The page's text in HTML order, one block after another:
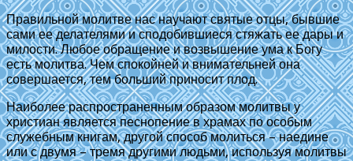
Правильной молитве нас научают святые отцы, бывшие
сами ее делателями и сподобившиеся стяжать ее дары и
милости. Любое обращение и возвышение ума к Богу
есть молитва. Чем спокойней и внимательней она
совершается, тем больший приносит плод.
Наиболее распространенным образом молитвы у
христиан является песнопение в храмах по особым
служебным книгам, другой способ молиться – наедине
или с двумя – тремя другими людьми, используя молитвы